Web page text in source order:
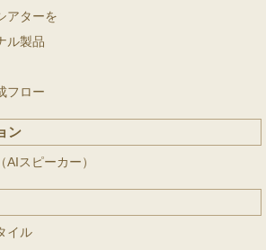
アターを
ル製品
フロー
ン
スピーカー）
イル